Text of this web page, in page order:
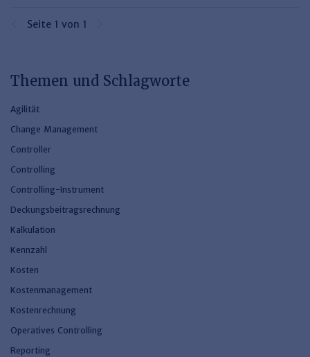
Seite 1 von 1
Themen und Schlagworte
Agilität
Change Management
Controller
Controlling
Controlling-Instrument
Deckungsbeitragsrechnung
Kalkulation
Kennzahl
Kosten
Kostenmanagement
Kostenrechnung
Operatives Controlling
Reporting